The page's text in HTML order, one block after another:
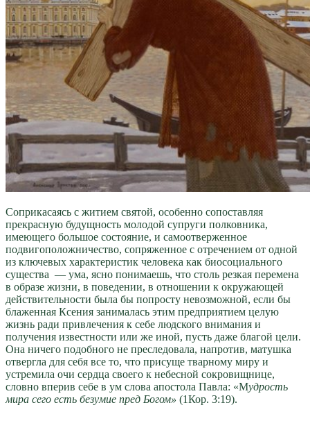
Соприкасаясь с житием святой, особенно сопоставляя
прекрасную будущность молодой супруги полковника,
имеющего большое состояние, и самоотверженное
подвигоположничество, сопряженное с отречением от одной
из ключевых характеристик человека как биосоциального
существа — ума, ясно понимаешь, что столь резкая перемена
в образе жизни, в поведении, в отношении к окружающей
действительности была бы попросту невозможной, если бы
блаженная Ксения занималась этим предприятием целую
жизнь ради привлечения к себе людского внимания и
получения известности или же иной, пусть даже благой цели.
Она ничего подобного не преследовала, напротив, матушка
отвергла для себя все то, что присуще тварному миру и
устремила очи сердца своего к небесной сокровищнице,
словно вперив себе в ум слова апостола Павла: «Мудрость
мира сего есть безумие пред Богом» (1Кор. 3:19).